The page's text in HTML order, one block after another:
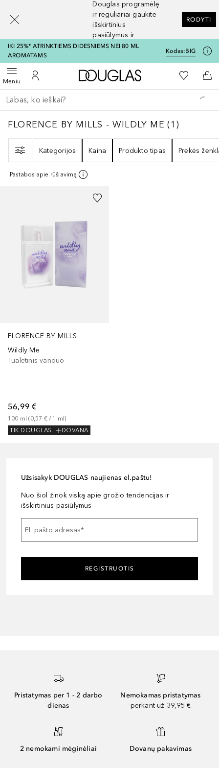
Douglas programėlę
ir reguliariai gaukite
išskirtinius
pasiūlymus ir
nuolaidas
RODYTI
IKI 25%* ATRINKTIEMS DIDESNIEMS NEI 80 ML
AROMATAMS
Kodas:BIG
MeniuAtidaryti meniuĮ mano paskyrą
Į Douglas pagrindinį
Į mano
Į
Grįžk atgal
Vykdykite paiešką
FLORENCE BY MILLS - WILDLY ME 1
FLORENCE BY MILLS - WILDLY ME (1 )
Kategorijos
Kaina Produkto tipas Prekės
Pastabos apie rūšiavimą
FLORENCE BY MILLS
Wildly Me
Tualetinis vanduo
56,99 €
100 ml (0,57 € / 1 ml)
TIK DOUGLAS
DOVANA
Užsisakyk DOUGLAS naujienas el.paštu!
Nuo šiol žinok viską apie grožio tendencijas ir
išskirtinius pasiūlymus
El. pašto adresas*
REGISTRUOTIS
Pristatymas per 1 - 2 darbo
dienas
Nemokamas pristatymas
perkant už 39,95 €
2 nemokami mėginėliai Dovanų pakavimas
[navigation.slideout.screenreader]